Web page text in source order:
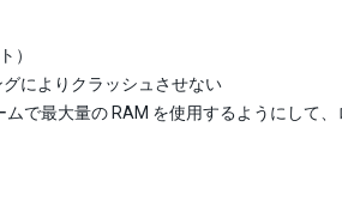
）
によりクラッシュさせない
で最大量の RAM を使用するようにして、